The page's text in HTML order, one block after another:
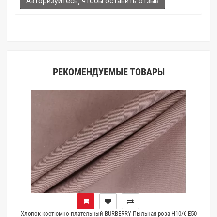
ткани. Также если Вы занимаетесь индивидуальным пошивом
(ателье), то данная услуга поможет Вам улучшить работу с
РЕКОМЕНДУЕМЫЕ ТОВАРЫ
Хлопок костюмно-плательный BURBERRY Пыльная роза H10/6 E50